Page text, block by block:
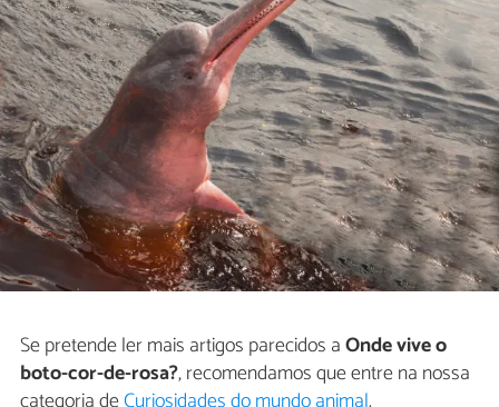
Se pretende ler mais artigos parecidos aOnde vive o
boto-cor-de-rosa?, recomendamos que entre na nossa